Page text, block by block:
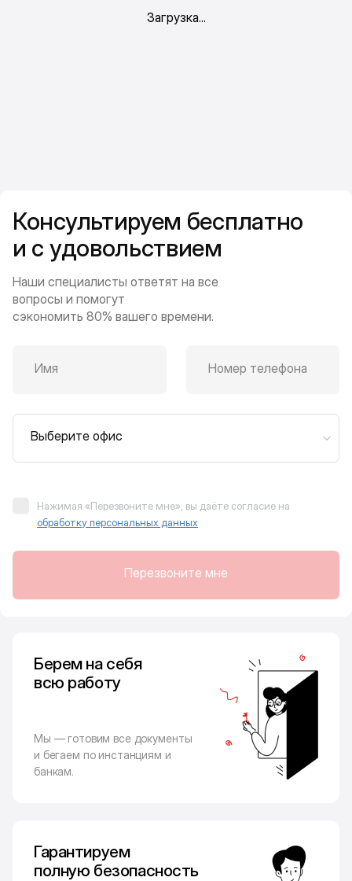
Консультируем бесплатно
и с удовольствием
Наши специалисты ответят на все
вопросы и помогут
сэкономить 80% вашего времени.
Имя Номер телефона
Выберите офис
Нажимая «Перезвоните мне», вы даёте согласие на
обработку персональных данных
Перезвоните мне
Берем на себя
всю работу
Мы — готовим все документы
и бегаем по инстанциям и
банкам.
Гарантируем
полную безопасность